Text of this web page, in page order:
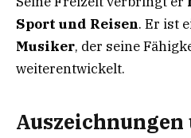
Sport und Reisen. Er ist
Musiker, der seine
weiterentwickelt.
Auszeichnungen